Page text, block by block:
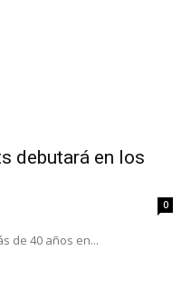
debutará en los
0
de 40 años en...